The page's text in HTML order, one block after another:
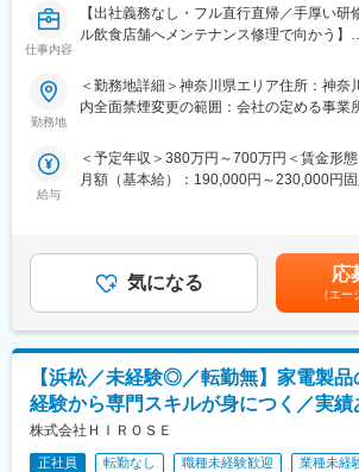
動化を図りながら歩留まりを劇的に減少す
一の技術力の高さを誇ります。
います。
変更の範囲：会社の定める業務
■年収評価とキャリアについて
整備士と違い、店長や顧客折衝メインとい
可能です。
入社後約2週間は本社（埼玉県春日部市）
業務の流れや取り扱う商品の特徴について
は終了し、独り立ちを目指して頂きます。
■働き方
＜直行直帰可能！＞
出社義務はありません。基本的にサービス
場への直行直帰となります。
※自宅を拠点に客先へ訪問することになり
は必要最低限です。
※修理に必要なパーツも自宅付近の運送会
ます。
仕事内容
【出社義務なし・フル直行直帰／手厚い研
ル飲食店舗へメンテナンス修理で向かう】
へサービスエンジニアとして向かい、メ
していただきます。
◎座学＋機械組み立ての手厚い研修
◎お客様から直接連絡無し
所を特定、修理を実施します。自身で判断
サポートするのでご安心ください。
＜対応客先＞
ホテルやレストラン、大手チェーン店（カ
ど様々な飲食店に向かっていただきます。
※ハイエースクラスの社用車を貸与の上、
で借り上げます。
＜案件アサインについて＞
別部隊のコールセンター部隊が案件をお客
理システムを使用して案件アサインされま
勤務地
＜勤務地詳細＞神奈川県エリア住所：神奈
内全面禁煙変更の範囲：会社の定める事業
給与
＜予定年収＞380万円～700万円＜賃金形
月額（基本給）：190,000円～230,000円固
実績：年2～3回（決算賞与支給の実績あり
安の金額であり、選考を通じて上下する可
(月額)は固定手当を含めた表記です。
気になる 応
（エー
【浜松／未経験◎／転勤無】家電製
経験から専門スキルが身につく／実績
株式会社ＨＩＲＯＳＥ
正社員 転勤なし 職種未経験歓迎 業種未経